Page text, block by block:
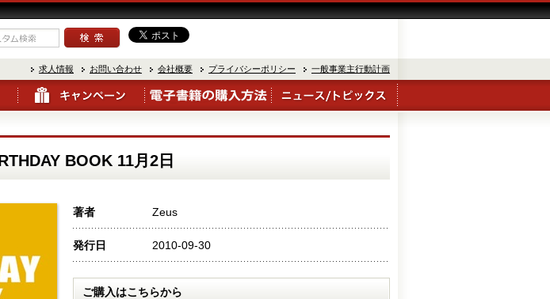
求人情報 お問い合わせ 会社概要 プライバシーポリシー 一般事業主行動計画
BOOK 11月2日
著者 Zeus
発行日 2010-09-30
ご購入はこちらから